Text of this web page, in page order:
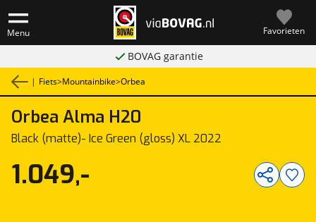
Menu Favorieten
BOVAG garantie
| Fiets>Mountainbike>Orbea
Orbea Alma H20
Black (matte)- Ice Green (gloss) XL 2022
1.049,-